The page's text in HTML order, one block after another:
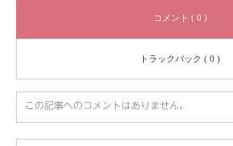
コメント ( 0 )
トラックバック ( 0 )
この記事へのコメントはありません。